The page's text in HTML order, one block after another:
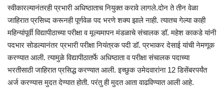
स्वीकारल्यानंतरही प्रभारी अधिष्ठाताच नियुक्त करावे लागले.दोन ते तीन वेळा
जाहिरात प्रसिध्द करूनही पूर्णवेळ पद भरणे शक्य झाले नाही. त्यातच गेल्या काही
महिन्यांपूर्वी विद्यापीठाच्या परीक्षा व मूल्यमापन मंडळाचे संचालक डॉ. महेश काकडे यांनी
पदभार सोडल्यानंतर प्रभारी परीक्षा नियंत्रक पदी डॉ. प्रभाकर देसाई यांची नेमणूक
करण्यात आली. त्यामुळे विद्यापीठातर्फे अधिष्ठाता व परीक्षा संचालक पदाच्या
भरतीसाठी जाहिरात प्रसिद्ध करण्यात आली. इच्छुक उमेदवारांना 12 डिसेंबरपर्यंत
अर्ज करण्यास मुदत देण्यात होती. परंतु ही मुदत आता वाढविण्यात आली आहे.